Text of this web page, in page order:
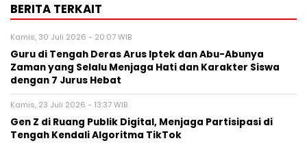
BERITA TERKAIT
Kamis, 30 Juli 2026 - 20:07 WIB
Guru di Tengah Deras Arus Iptek dan Abu-Abunya
Zaman yang Selalu Menjaga Hati dan Karakter Siswa
dengan 7 Jurus Hebat
Kamis, 23 Juli 2026 - 13:37 WIB
Gen Z di Ruang Publik Digital, Menjaga Partisipasi di
Tengah Kendali Algoritma TikTok